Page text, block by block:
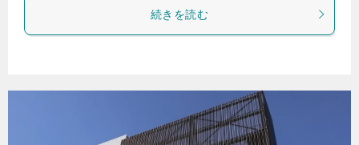
続きを読む